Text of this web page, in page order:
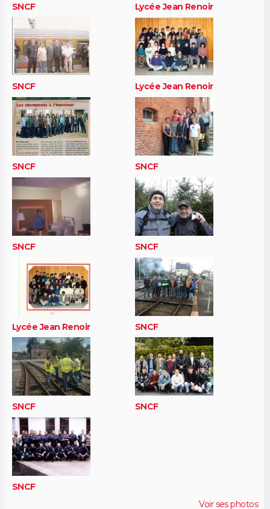
SNCF Lycée Jean Renoir
SNCF Lycée Jean Renoir
SNCF SNCF
SNCF SNCF
Lycée Jean Renoir SNCF
SNCF SNCF
SNCF
Voir ses photos